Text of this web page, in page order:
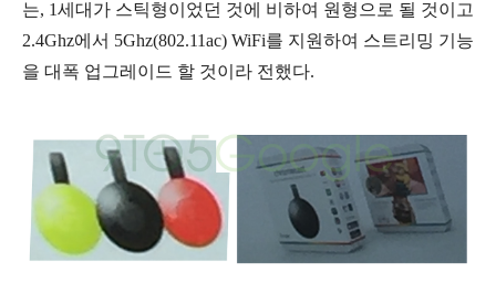
는, 1세대가 스틱형이었던 것에 비하여 원형으로 될 것이고
2.4Ghz에서 5Ghz(802.11ac) WiFi를 지원하여 스트리밍 기능
을 대폭 업그레이드 할 것이라 전했다.